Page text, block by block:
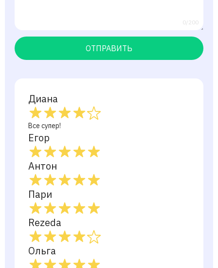
0/200
ОТПРАВИТЬ
Диана
Все супер!
Егор
Антон
Пари
Rezeda
Ольга